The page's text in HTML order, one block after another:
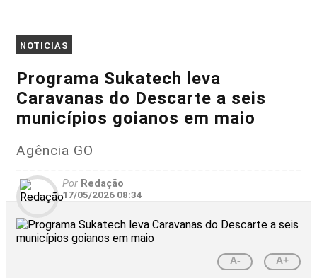
NOTICIAS
Programa Sukatech leva
Caravanas do Descarte a seis
municípios goianos em maio
Agência GO
Por Redação
17/05/2026 08:34
A- A+